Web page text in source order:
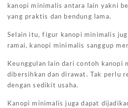
kanopi minimalis antara lain yakni
yang praktis dan bendung lama.
Selain itu, figur kanopi minimalis
ramai, kanopi minimalis sanggup
Keunggulan lain dari contoh kanopi
dibersihkan dan dirawat. Tak perlu
dengan sedikit usaha.
Kanopi minimalis juga dapat